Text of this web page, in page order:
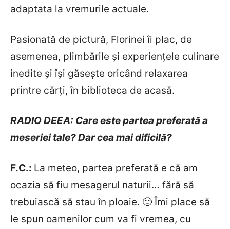
adaptata la vremurile actuale.
Pasionată de pictură, Florinei îi plac, de
asemenea, plimbările şi experienţele culinare
inedite şi îşi găseşte oricând relaxarea
printre cărţi, în biblioteca de acasă.
RADIO DEEA: Care este partea preferată a
meseriei tale? Dar cea mai dificilă?
F.C.: La meteo, partea preferată e că am
ocazia să fiu mesagerul naturii… fără să
trebuiască să stau în ploaie. 🙂 Îmi place să
le spun oamenilor cum va fi vremea, cu